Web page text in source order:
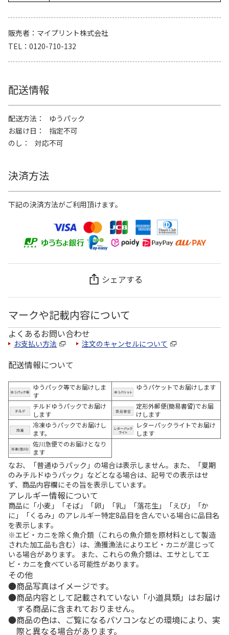
販売者
マイプリント株式会社
TEL
0120-710-132
配送情報
配送方法
ゆうパック
お届け日
指定不可
のし
対応不可
決済方法
下記の決済方法がご利用頂けます。
シェアする
マークや記載内容について
よくあるお問い合わせ
お支払い方法 注文のキャンセルについて
配送情報について
ゆうパック等でお届けしま
す
ゆうパケットでお届けします
チルドゆうパックでお届け
します
定形外郵便(簡易書留)でお届
けします
冷凍ゆうパックでお届けし
ます。
レターパックライトでお届け
します
佐川急便でのお届けとなり
ます
なお、「普通ゆうパック」の場合は表示しません。また、「夏期
のみチルドゆうパック」などとなる場合は、記号での表示はせ
ず、商品内容欄にその旨を表示しています。
アレルギー情報について
商品に「小麦」「そば」「卵」「乳」「落花生」「えび」「か
に」「くるみ」のアレルギー特定8品目を含んでいる場合に品目名
を表示します。
※エビ・カニを除く魚介類（これらの魚介類を原材料として製造
された加工品も含む）は、漁獲漁法によりエビ・カニが混じって
いる場合があります。 また、これらの魚介類は、エサとしてエ
ビ・カニを食べている可能性があります。
その他
商品写真はイメージです。
商品内容として記載されていない「小道具類」はお届け
する商品に含まれておりません。
商品の色は、ご覧になるパソコンなどの環境により、実
際と異なる場合があります。